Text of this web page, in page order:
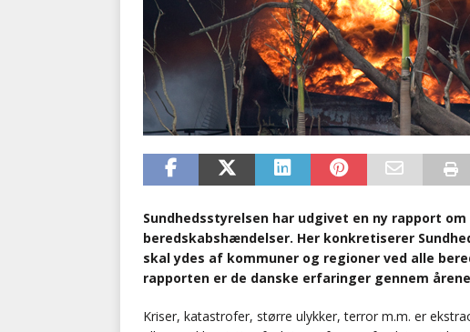
Sundhedsstyrelsen har udgivet en ny rapport
beredskabshændelser. Her konkretiserer
skal ydes af kommuner og regioner ved alle
rapporten er de danske erfaringer gennem
Kriser, katastrofer, større ulykker, terror m.m. er